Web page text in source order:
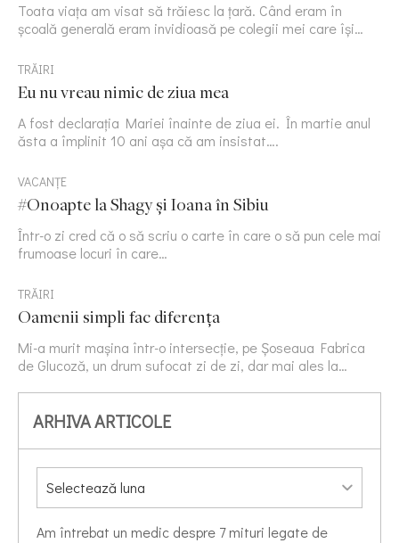
Toata viața am visat să trăiesc la țară. Când eram în
școală generală eram invidioasă pe colegii mei care își…
TRĂIRI
Eu nu vreau nimic de ziua mea
A fost declarația Mariei înainte de ziua ei. În martie anul
ăsta a împlinit 10 ani așa că am insistat….
VACANȚE
#Onoapte la Shagy și Ioana în Sibiu
Într-o zi cred că o să scriu o carte în care o să pun cele mai
frumoase locuri în care…
TRĂIRI
Oamenii simpli fac diferența
Mi-a murit mașina într-o intersecție, pe Șoseaua Fabrica
de Glucoză, un drum sufocat zi de zi, dar mai ales la…
ARHIVA ARTICOLE
Am întrebat un medic despre 7 mituri legate de